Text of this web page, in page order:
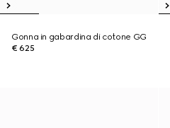
Gonna in gabardina di cotone GG
€ 625